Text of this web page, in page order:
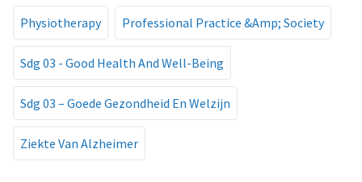
Physiotherapy Professional Practice &Amp; Society
Sdg 03 - Good Health And Well-Being
Sdg 03 – Goede Gezondheid En Welzijn
Ziekte Van Alzheimer